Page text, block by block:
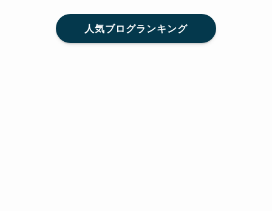
人気ブログランキング